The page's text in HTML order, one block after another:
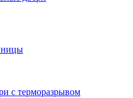
с терморазрывом